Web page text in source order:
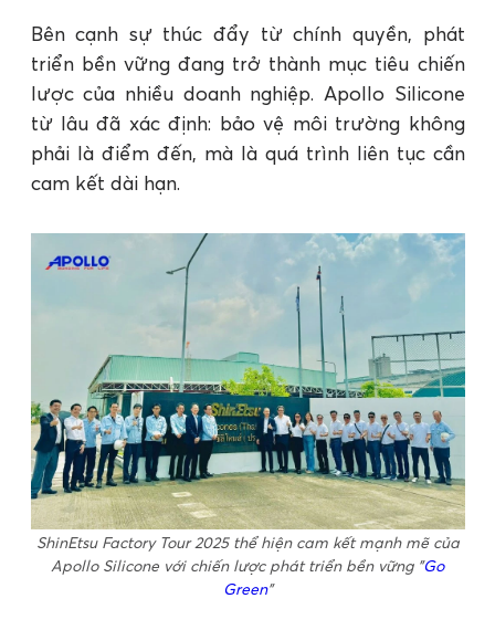
Bên cạnh sự thúc đẩy từ chính quyền, phát
triển bền vững đang trở thành mục tiêu chiến
lược của nhiều doanh nghiệp. Apollo Silicone
từ lâu đã xác định: bảo vệ môi trường không
phải là điểm đến, mà là quá trình liên tục cần
cam kết dài hạn.
ShinEtsu Factory Tour 2025 thể hiện cam kết mạnh mẽ của
Apollo Silicone với chiến lược phát triển bền vững "Go
Green"